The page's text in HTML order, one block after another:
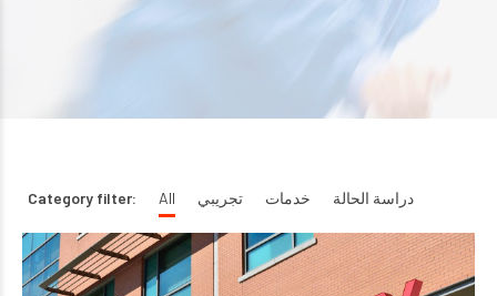
Category filter: All تجريبي خدمات دراسة الحالة